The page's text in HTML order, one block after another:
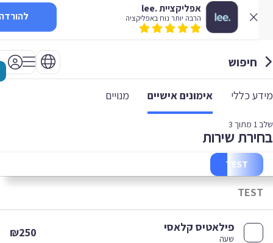
אפליקציית .lee
הרבה יותר נוח באפליקציה להורדה
חיפוש
כללי אימונים אישיים מנויים
1מתוך 3
שירות
TEST
פילאטיס קלאסי
שעה ₪250